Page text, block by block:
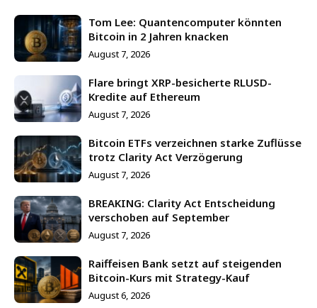
Tom Lee: Quantencomputer könnten
Bitcoin in 2 Jahren knacken
August 7, 2026
Flare bringt XRP-besicherte RLUSD-
Kredite auf Ethereum
August 7, 2026
Bitcoin ETFs verzeichnen starke Zuflüsse
trotz Clarity Act Verzögerung
August 7, 2026
BREAKING: Clarity Act Entscheidung
verschoben auf September
August 7, 2026
Raiffeisen Bank setzt auf steigenden
Bitcoin-Kurs mit Strategy-Kauf
August 6, 2026